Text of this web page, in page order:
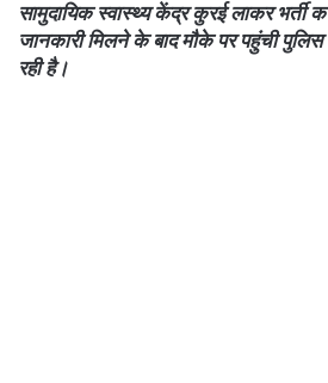
सामुदायिक स्वास्थ्य केंद्र कुरई लाकर भर्ती
जानकारी मिलने के बाद मौके पर पहुंची
रही है।